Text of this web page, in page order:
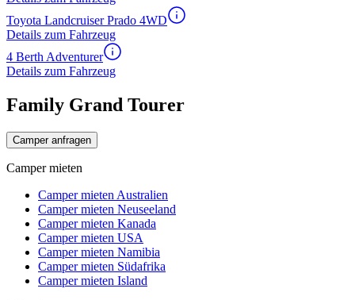
Toyota Landcruiser Prado 4WD
Details zum Fahrzeug
4 Berth Adventurer
Details zum Fahrzeug
Family Grand Tourer
Camper anfragen
Camper mieten
Camper mieten Australien
Camper mieten Neuseeland
Camper mieten Kanada
Camper mieten USA
Camper mieten Namibia
Camper mieten Südafrika
Camper mieten Island